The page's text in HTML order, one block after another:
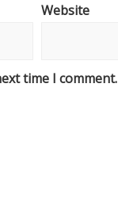
Website
time I comment.